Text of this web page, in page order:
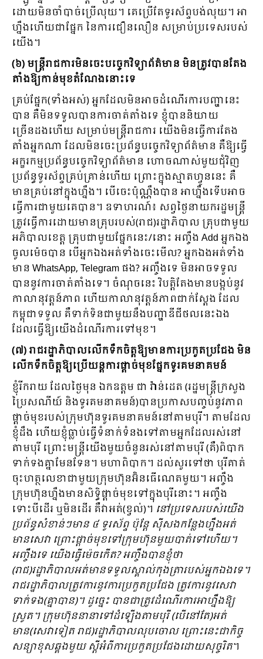
ដោយមិនចាំបាច់ប្រើលុយ។ គេប្រើតែទូរស័ព្ទបង់លុយ។ អា
ហ្នឹងហើយជាផ្នែក នៃការជឿនលឿន សម្រាប់ប្រទេសរបស់
យើង។
(៦) មន្ត្រីរាជការមិនចេះបច្ចេកវិទ្យាព័ត៌មាន មិនត្រូវបានតែង
តាំងឱ្យកាន់មុខតំណែងនោះទេ
គ្រប់ផ្នែក(ទាំងអស់) អ្នកដែលមិនអាចដំណើរការបញ្ហានេះ
បាន គឺមិនទទួលបានការចាត់តាំងទេ ខ្ញុំបាននិយាយ
ច្រើនដងហើយ សម្រាប់មន្ត្រីរាជការ យើងមិនធ្វើការតែង
តាំងអ្នកណា ដែលមិនចេះប្រព័ន្ធបច្ចេកវិទ្យាព័ត៌មាន គឺឱ្យធ្វើ
អក្ខរកម្មប្រព័ន្ធបច្ចេកវិទ្យាព័ត៌មាន ហោចណាស់មួយជុំវិញ
ប្រព័ន្ធទូរស័ព្ទគ្រប់គ្រាន់ហើយ ព្រោះក្នុងស្មាតហ្វូននេះ គឺ
មានគ្រប់នៅក្នុងហ្នឹង។ បើចេះប៉ុណ្ណឹងបាន អាហ្នឹងទើបអាច
ធ្វើការជាមួយគេបាន។ ឧទាហរណ៍៖ សព្វថ្ងៃនាយករដ្ឋមន្ត្រី
ត្រូវធ្វើការដោយមានគ្រុបរបស់(រាជ)រដ្ឋាភិបាល គ្រុបជាមួយ
អភិបាលខេត្ត គ្រុបជាមួយផ្នែកនេះ/នោះ អញ្ចឹង Add អ្នកឯង
ចូលម៉េចបាន បើអ្នកឯងអត់ទាំងចេះមើល? អ្នកឯងអត់ទាំង
មាន WhatsApp, Telegram ផង? អញ្ចឹងទេ មិនអាចទទួល
បាននូវការចាត់តាំងទេ។ ចំណុចនេះ វិបត្តិតែងមានបង្កប់នូវ
កាលានុវត្តន៍ភាព ហើយកាលានុវត្តន៍ភាពជាក់ស្តែង ដែល
កម្ពុជាទទួល គឺទាក់ទិនជាមួយនឹងបញ្ហាឌីជីថលនេះឯង
ដែលធ្វើឱ្យយើងដំណើរការទៅមុខ។
(៧) រាជរដ្ឋាភិបាលលើកទឹកចិត្តឱ្យមានការប្រកួតប្រជែង មិន
លើកទឹកចិត្តឱ្យប្រើយន្តការផ្តាច់មុខផ្នែកទូរគមនាគមន៍
ខ្ញុំរីករាយ ដែលថ្ងៃមុន ឯកឧត្តម ជា វ៉ាន់ដេត (រដ្ឋមន្ត្រីក្រសួង
ប្រៃសណីយ៍ និងទូរគមនាគមន៍)បានប្រកាសបញ្ចប់នូវភាព
ផ្តាច់មុខរបស់ក្រុមហ៊ុនទូរគមនាគមន៍នៅតាមបុរី។ តាមដែល
ខ្ញុំដឹង ហើយខ្ញុំធ្លាប់ធ្វើទំនាក់ទំនងទៅតាមអ្នកដែលរស់នៅ
តាមបុរី ព្រោះមន្រ្តីយើងមួយចំនួនរស់នៅតាមបុរី (គឺ)ពិបាក
ទាក់ទងគ្នាមែនទែន។ មហាពិបាក។ ដល់សួរទៅថា បុរីគាត់
ចុះហត្ថលេខាជាមួយក្រុមហ៊ុនអ៊ិនធើណេតមួយ។ អញ្ចឹង
ក្រុមហ៊ុនហ្នឹងមានសិទ្ធិផ្តាច់មុខទៅក្នុងបុរីនោះ។ អញ្ចឹង
ទោះបីដើរ ឬមិនដើរ គឺវាអត់(ខ្វល់)។ នៅប្រទេសរបស់យើង
ប្រព័ន្ធសំខាន់ៗមាន ៤ ទូរស័ព្ទ ប៉ុន្តែ ស៊ីសងកន្លែងហ្នឹងអត់
មានសេវា ព្រោះផ្តាច់មុខទៅក្រុមហ៊ុនមួយបាត់ទៅហើយ។
អញ្ចឹង​ទេ យើងធ្វើម៉េចកើត? អញ្ចឹងបានខ្ញុំថា
(រាជ)រដ្ឋាភិបាលអត់មានទទួលស្គាល់កុងត្រារបស់អ្នកឯងទេ។
រាជរដ្ឋាភិបាលត្រូវការនូវការប្រកួតប្រជែង ត្រូវការនូវសេវា
ទាក់ទង(គ្នាបាន)។ ដូច្នេះ បានជាត្រូវដំណើរការអាហ្នឹងឱ្យ
ស្រូត។ ក្រុមហ៊ុននានាទៅដំឡើងតាមបុរី (បើនៅតែ)អត់
មាន(សេវាទៀត រាជ)រដ្ឋាភិបាលលុបចោល ព្រោះនេះជាកិច្ច
សន្យាខុសឆ្គងមួយ ស្តីអំពីការប្រកួតប្រជែងដោយសុច្ចរិត។